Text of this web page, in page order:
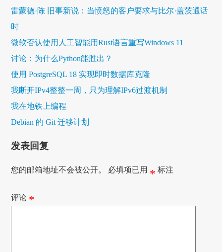
雷蒙德·陈 旧事新说：当愤怒的客户要求与比尔·盖茨通话
时
微软否认使用人工智能用Rust语言重写Windows 11
讨论：为什么Python能胜出？
使用 PostgreSQL 18 实现即时数据库克隆
我断开IPv4整整一周，只为理解IPv6过渡机制
我在地铁上编程
Debian 的 Git 迁移计划
发表回复
您的邮箱地址不会被公开。 必填项已用 * 标注
评论 *